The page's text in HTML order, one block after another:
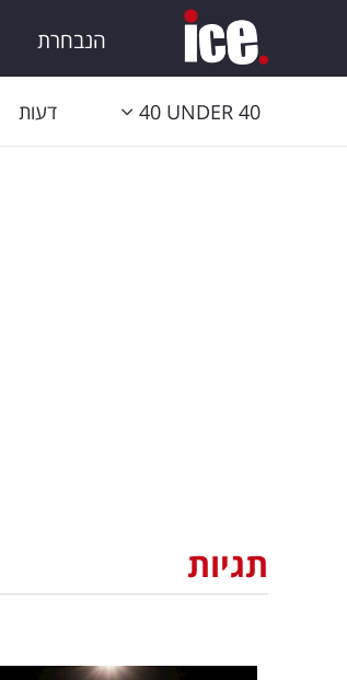
הנבחרת
40 UNDER 40 דעות
תגיות